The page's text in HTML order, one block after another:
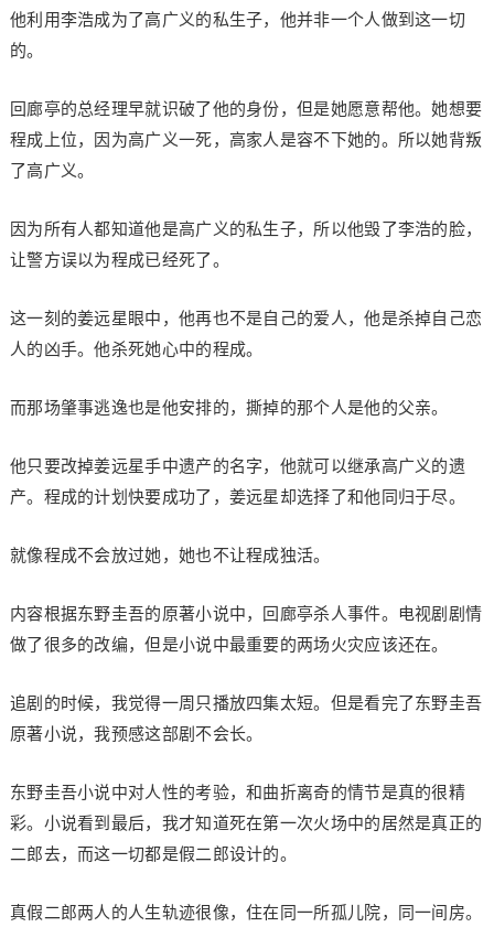
他利用李浩成为了高广义的私生子，他并非一个人做到这一切
的。
回廊亭的总经理早就识破了他的身份，但是她愿意帮他。她想要
程成上位，因为高广义一死，高家人是容不下她的。所以她背叛
了高广义。
因为所有人都知道他是高广义的私生子，所以他毁了李浩的脸，
让警方误以为程成已经死了。
这一刻的姜远星眼中，他再也不是自己的爱人，他是杀掉自己恋
人的凶手。他杀死她心中的程成。
而那场肇事逃逸也是他安排的，撕掉的那个人是他的父亲。
他只要改掉姜远星手中遗产的名字，他就可以继承高广义的遗
产。程成的计划快要成功了，姜远星却选择了和他同归于尽。
就像程成不会放过她，她也不让程成独活。
内容根据东野圭吾的原著小说中，回廊亭杀人事件。电视剧剧情
做了很多的改编，但是小说中最重要的两场火灾应该还在。
追剧的时候，我觉得一周只播放四集太短。但是看完了东野圭吾
原著小说，我预感这部剧不会长。
东野圭吾小说中对人性的考验，和曲折离奇的情节是真的很精
彩。小说看到最后，我才知道死在第一次火场中的居然是真正的
二郎去，而这一切都是假二郎设计的。
真假二郎两人的人生轨迹很像，住在同一所孤儿院，同一间房。